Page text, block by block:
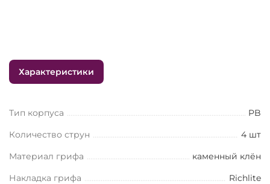
Характеристики
Тип корпуса
PB
Количество струн
4 шт
Материал грифа
каменный клён
Накладка грифа
Richlite